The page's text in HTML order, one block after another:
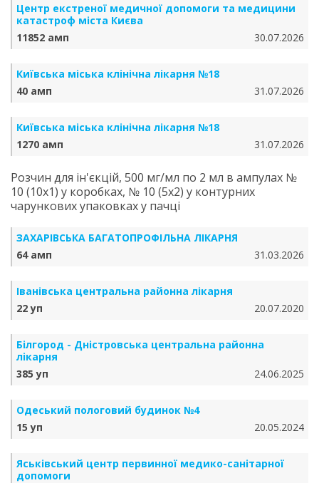
Центр екстреної медичної допомоги та медицини
катастроф міста Києва
11852 амп
30.07.2026
Київська міська клінічна лікарня №18
40 амп
31.07.2026
Київська міська клінічна лікарня №18
1270 амп
31.07.2026
Розчин для ін'єкцій, 500 мг/мл по 2 мл в ампулах №
10 (10х1) у коробках, № 10 (5х2) у контурних
чарункових упаковках у пачці
ЗАХАРІВСЬКА БАГАТОПРОФІЛЬНА ЛІКАРНЯ
64 амп
31.03.2026
Іванівська центральна районна лікарня
22 уп
20.07.2020
Білгород - Дністровська центральна районна
лікарня
385 уп
24.06.2025
Одеський пологовий будинок №4
15 уп
20.05.2024
Яськівський центр первинної медико-санітарної
допомоги